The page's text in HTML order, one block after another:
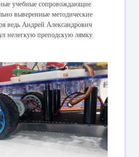
учебные сопровождающие
выверенные методические
ведь Андрей Александрович
нелегкую преподскую лямку.